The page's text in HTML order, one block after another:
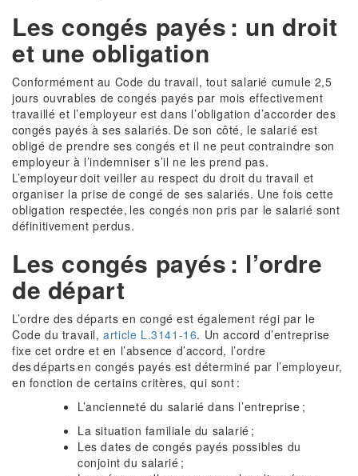
Les congés payés : un droit
et une obligation
Conformément au Code du travail, tout salarié cumule 2,5
jours ouvrables de congés payés par mois effectivement
travaillé et l’employeur est dans l’obligation d’accorder des
congés payés à ses salariés. De son côté, le salarié est
obligé de prendre ses congés et il ne peut contraindre son
employeur à l’indemniser s’il ne les prend pas.
L’employeur doit veiller au respect du droit du travail et
organiser la prise de congé de ses salariés. Une fois cette
obligation respectée, les congés non pris par le salarié sont
définitivement perdus.
Les congés payés : l’ordre
de départ
L’ordre des départs en congé est également régi par le
Code du travail,article L.3141-16. Un accord d’entreprise
fixe cet ordre et en l’absence d’accord, l’ordre
des départs en congés payés est déterminé par l’employeur,
en fonction de certains critères, qui sont :
L’ancienneté du salarié dans l’entreprise ;
La situation familiale du salarié ;
Les dates de congés payés possibles du
conjoint du salarié ;